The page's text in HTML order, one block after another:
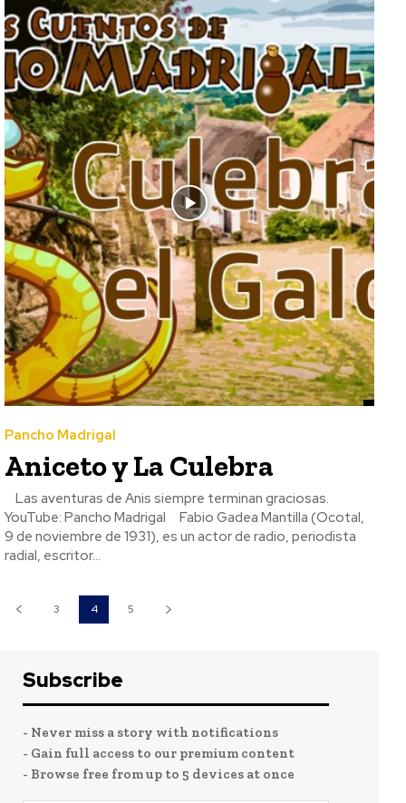
Pancho Madrigal
Aniceto y La Culebra
YouTube: Pancho Madrigal Fabio Gadea Mantilla (Ocotal,
9 de noviembre de 1931), es un actor de radio, periodista
radial, escritor...
3 4 5
Subscribe
- Never miss a story with notifications
- Gain full access to our premium content
- Browse free from up to 5 devices at once